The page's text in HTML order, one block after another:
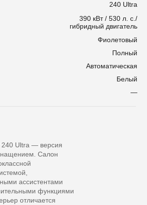
240 Ultra — версия
Салон
ассистентами
функциями
отличается
—
Белый
Фиолетовый
390 кВт / 530 л. с./
гибридный двигатель
240 Ultra
Автоматическая
Полный